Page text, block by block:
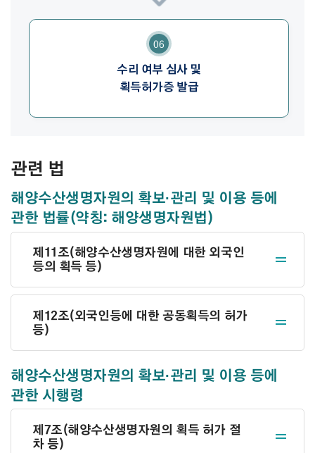
06
수리 여부 심사 및
획득허가증 발급
관련 법
해양수산생명자원의 확보·관리 및 이용 등에
관한 법률(약칭: 해양생명자원법)
제11조(해양수산생명자원에 대한 외국인
등의 획득 등)
제12조(외국인등에 대한 공동획득의 허가
등)
해양수산생명자원의 확보·관리 및 이용 등에
관한 시행령
제7조(해양수산생명자원의 획득 허가 절
차 등)